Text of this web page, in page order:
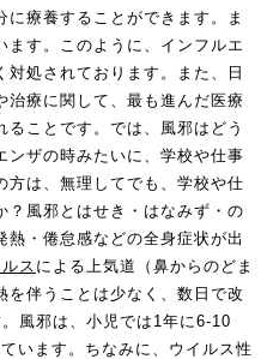
療養することができます。ま
ます。このように、インフルエ
処されております。また、日
治療に関して、最も進んだ医療
ことです。では、風邪はどう
ンザの時みたいに、学校や仕事
方は、無理してでも、学校や仕
？風邪とはせき・はなみず・の
熱・倦怠感などの全身症状が出
ス による上気道（鼻からのどま
を伴うことは少なく、数日で改
風邪は、小児では1年に6-10
います。ちなみに、ウイルス性